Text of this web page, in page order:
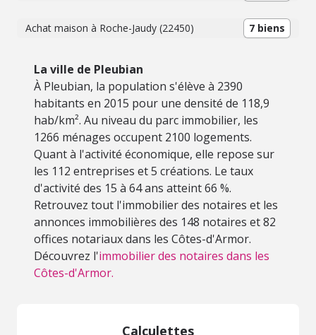
Achat maison à Roche-Jaudy (22450) 7 biens
La ville de Pleubian
À Pleubian, la population s'élève à 2390
habitants en 2015 pour une densité de 118,9
hab/km². Au niveau du parc immobilier, les
1266 ménages occupent 2100 logements.
Quant à l'activité économique, elle repose sur
les 112 entreprises et 5 créations. Le taux
d'activité des 15 à 64 ans atteint 66 %.
Retrouvez tout l'immobilier des notaires et les
annonces immobilières des 148 notaires et 82
offices notariaux dans les Côtes-d'Armor.
Découvrez l'immobilier des notaires dans les
Côtes-d'Armor.
Calculettes